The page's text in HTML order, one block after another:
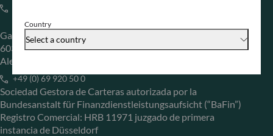
Country
Select a country
Gallusanlage 8
60329 Frankfurt am Main
Alemania
+49 (0) 69 920 50 0
Sociedad Gestora de Carteras autorizada por la
Bundesanstalt für Finanzdienstleistungsaufsicht (“BaFin”)
Registro Comercial: HRB 11971 juzgado de primera
instancia de Düsseldorf